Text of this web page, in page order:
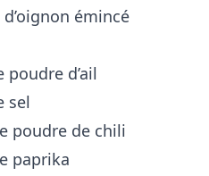
émincé
d’ail
sel
poudre de chili
paprika